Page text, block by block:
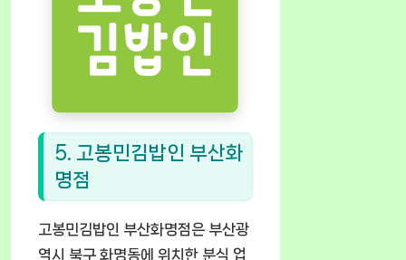
5. 고봉민김밥인 부산화
명점
고봉민김밥인 부산화명점은 부산광
역시 북구 화명동에 위치한 분식 업